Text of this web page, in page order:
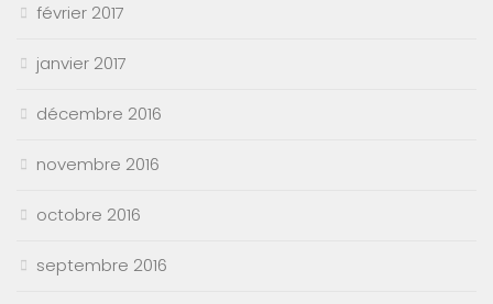
février 2017
janvier 2017
décembre 2016
novembre 2016
octobre 2016
septembre 2016